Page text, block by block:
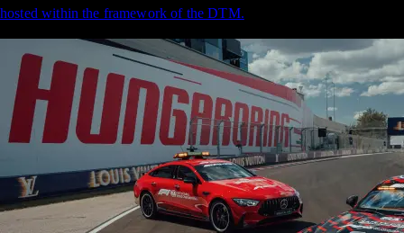
hosted within the framework of the DTM.